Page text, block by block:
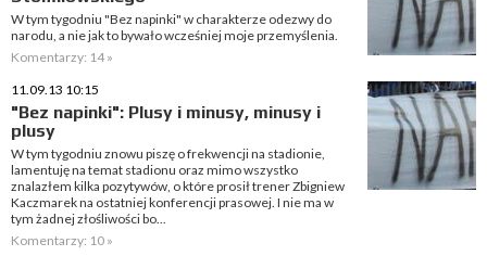
W tym tygodniu "Bez napinki" w charakterze odezwy do
narodu, a nie jak to bywało wcześniej moje przemyślenia.
Komentarzy: 14 »
11.09.13 10:15
"Bez napinki": Plusy i minusy, minusy i
plusy
W tym tygodniu znowu piszę o frekwencji na stadionie,
lamentuję na temat stadionu oraz mimo wszystko
znalazłem kilka pozytywów, o które prosił trener Zbigniew
Kaczmarek na ostatniej konferencji prasowej. I nie ma w
tym żadnej złośliwości bo...
Komentarzy: 10 »